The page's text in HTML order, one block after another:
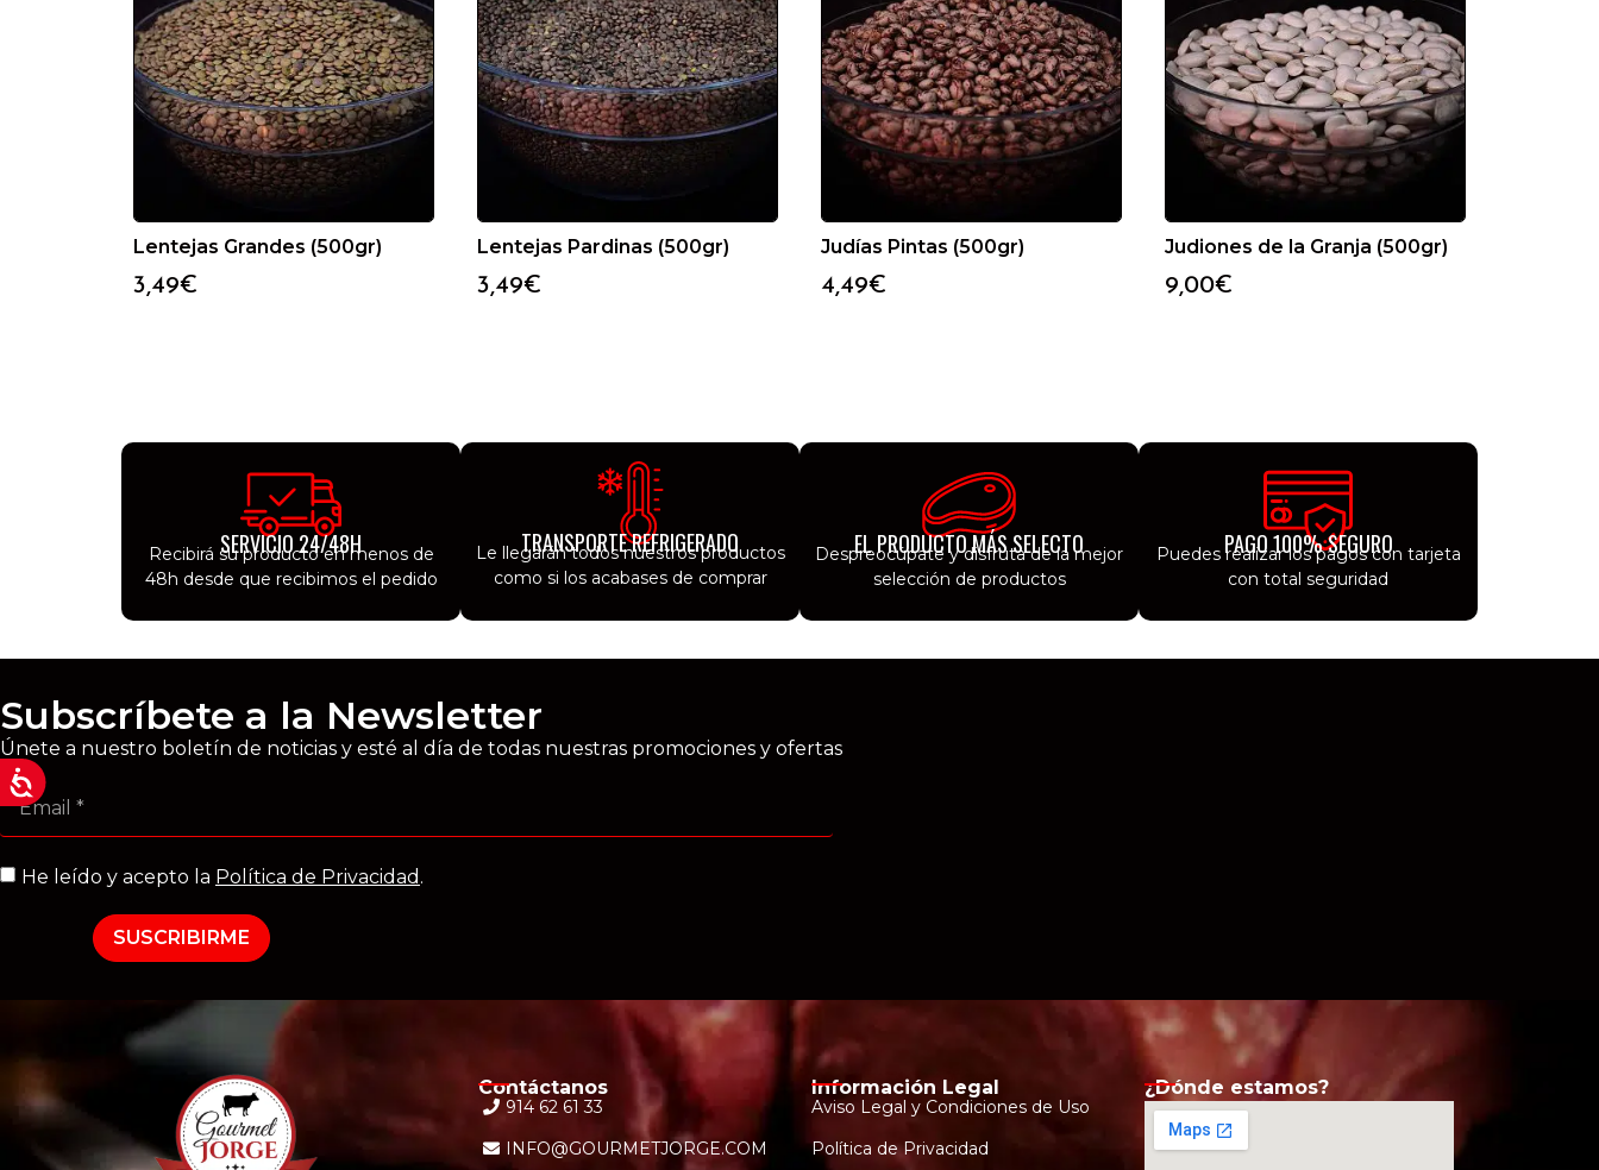
Lentejas Grandes (500gr)
3,49€
Lentejas Pardinas (500gr)
3,49€
Judías Pintas (500gr)
4,49€
Judiones de la Granja (500gr)
9,00€
SERVICIO 24/48H
Recibirá su producto en menos de
48h desde que recibimos el pedido
TRANSPORTE REFRIGERADO
Le llegarán todos nuestros productos
como si los acabases de comprar
EL PRODUCTO MÁS SELECTO
Despreocúpate y disfruta de la mejor
selección de productos
PAGO 100% SEGURO
Puedes realizar los pagos con tarjeta
con total seguridad
Subscríbete a la Newsletter
Únete a nuestro boletín de noticias y esté al día de todas nuestras promociones y ofertas
He leído y acepto la Política de Privacidad .
SUSCRIBIRME
Contáctanos
914 62 61 33
INFO@GOURMETJORGE.COM
Información Legal
Aviso Legal y Condiciones de Uso
Política de Privacidad
¿Dónde estamos?